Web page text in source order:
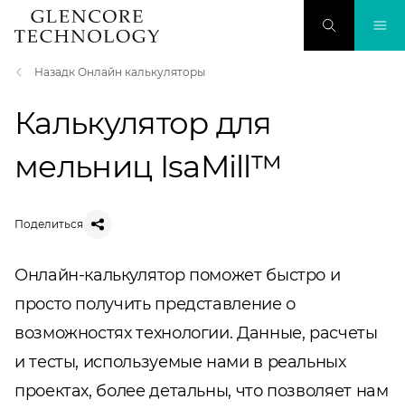
Назадк Онлайн калькуляторы
Калькулятор для
мельниц IsaMill™
Поделиться
Онлайн-калькулятор поможет быстро и
просто получить представление о
возможностях технологии. Данные, расчеты
и тесты, используемые нами в реальных
проектах, более детальны, что позволяет нам